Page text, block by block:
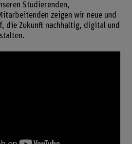
Studierenden,
zeigen wir neue und
die Zukunft nachhaltig, digital und